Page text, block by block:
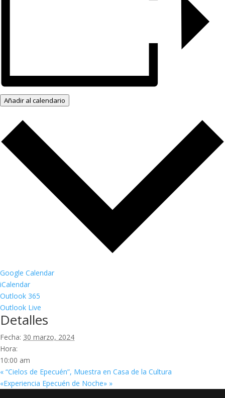
Añadir al calendario
Google Calendar
iCalendar
Outlook 365
Outlook Live
Detalles
Fecha: 30 marzo, 2024
Hora:
10:00 am
« “Cielos de Epecuén”, Muestra en Casa de la Cultura
«Experiencia Epecuén de Noche» »